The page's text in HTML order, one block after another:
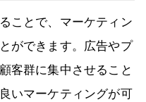
ことで、マーケティン
ができます。広告やプ
客群に集中させること
いマーケティングが可